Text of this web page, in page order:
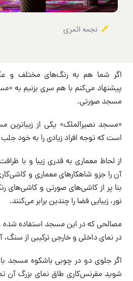
نجمه اثمری
اگر شما هم به رنگ‌های مختلف و
پیشنهاد می‌کنم با هم سری بزنیم به
مسجد صورتی.
«مسجد نصیرالملک» یکی از زیباترین
است که توجه افراد زیادی را به خود
از لحاظ معماری به قدری زیبا و با
آن را جزو شاهکارهای معماری و
بنا پر از کاشی‌های صورتی و کاشی‌های
نور، زیبایی فضا را چندین‌ برابر می‌کنند.
مصالحی که در این مسجد استفاده شده
در نمای داخلی و خارجی ترکیبی از سنگ،
اگر جلوی دو در چوبی باشکوه مسجد
شوید مقرنس‌کاری طاق نمای بزرگ آن